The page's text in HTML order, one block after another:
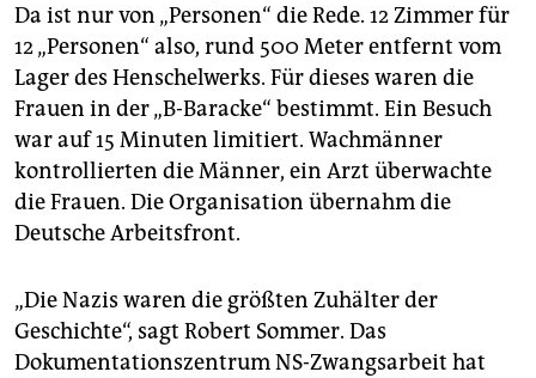
Da ist nur von „Personen“ die Rede. 12 Zimmer für
12 „Personen“ also, rund 500 Meter entfernt vom
Lager des Henschelwerks. Für dieses waren die
Frauen in der „B-Baracke“ bestimmt. Ein Besuch
war auf 15 Minuten limitiert. Wachmänner
kontrollierten die Männer, ein Arzt überwachte
die Frauen. Die Organisation übernahm die
Deutsche Arbeitsfront.
„Die Nazis waren die größten Zuhälter der
Geschichte“, sagt Robert Sommer. Das
Dokumentationszentrum NS-Zwangsarbeit hat